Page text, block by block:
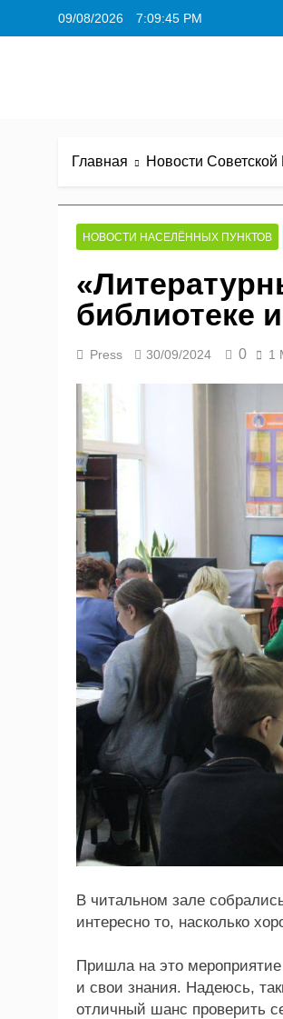
09/08/2026 7:09:46 PM
Главная Новости Советской
НОВОСТИ НАСЕЛЁННЫХ ПУНКТОВ
библиотеке
Press 30/09/2024 0 1
В читальном зале
интересно то, насколько
Пришла на это мероприятие
и свои знания. Надеюсь,
отличный шанс проверить